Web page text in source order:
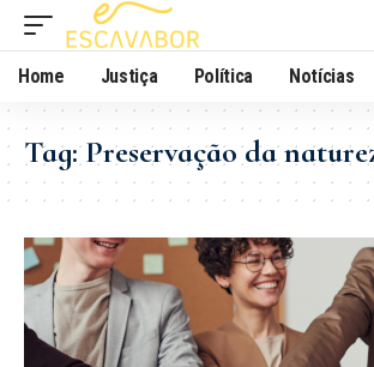
Home Justiça Política Notícias
Tag:Preservação da